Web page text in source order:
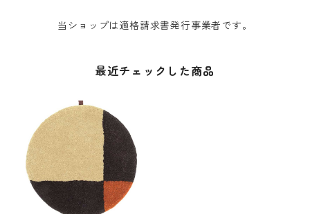
当ショップは適格請求書発行事業者です。
最近チェックした商品